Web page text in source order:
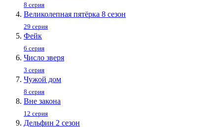
8 серия
Великолепная пятёрка 8 сезон
29 серия
Фейк
6 серия
Число зверя
3 серия
Чужой дом
8 серия
Вне закона
12 серия
Дельфин 2 сезон